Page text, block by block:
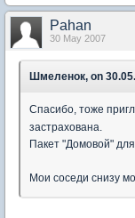
Pahan
30 May 2007
Шмеленок, on
Спасибо, тоже
застрахована.
Пакет "Домовой"
Мои соседи снизу